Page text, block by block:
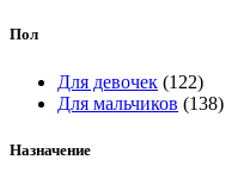
Пол
Для девочек (122)
Для мальчиков (138)
Назначение